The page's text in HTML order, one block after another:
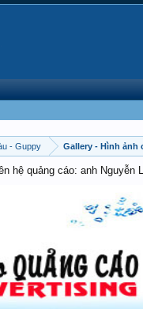
- Guppy Gallery - Hình ảnh
hệ quảng cáo: anh Nguyễn